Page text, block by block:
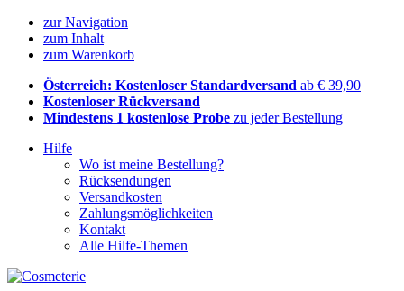
zur Navigation
zum Inhalt
zum Warenkorb
Österreich: Kostenloser Standardversand ab € 39,90
Kostenloser Rückversand
Mindestens 1 kostenlose Probe zu jeder Bestellung
Hilfe
Wo ist meine Bestellung?
Rücksendungen
Versandkosten
Zahlungsmöglichkeiten
Kontakt
Alle Hilfe-Themen